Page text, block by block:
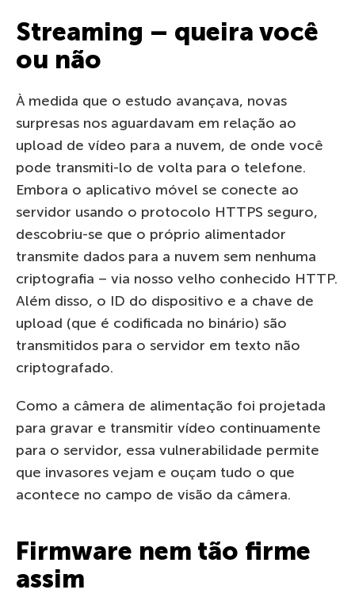
Streaming – queira você
ou não
À medida que o estudo avançava, novas
surpresas nos aguardavam em relação ao
upload de vídeo para a nuvem, de onde você
pode transmiti-lo de volta para o telefone.
Embora o aplicativo móvel se conecte ao
servidor usando o protocolo HTTPS seguro,
descobriu-se que o próprio alimentador
transmite dados para a nuvem sem nenhuma
criptografia – via nosso velho conhecido HTTP.
Além disso, o ID do dispositivo e a chave de
upload (que é codificada no binário) são
transmitidos para o servidor em texto não
criptografado.
Como a câmera de alimentação foi projetada
para gravar e transmitir vídeo continuamente
para o servidor, essa vulnerabilidade permite
que invasores vejam e ouçam tudo o que
acontece no campo de visão da câmera.
Firmware nem tão firme
assim